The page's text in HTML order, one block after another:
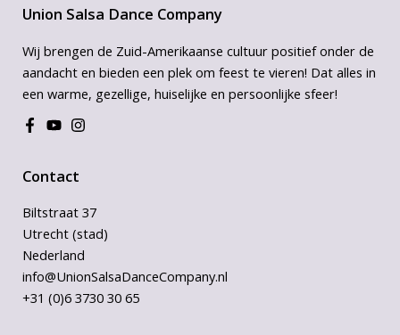
Union Salsa Dance Company
Wij brengen de Zuid-Amerikaanse cultuur positief onder de
aandacht en bieden een plek om feest te vieren! Dat alles in
een warme, gezellige, huiselijke en persoonlijke sfeer!
Contact
Biltstraat 37
Utrecht (stad)
Nederland
info@UnionSalsaDanceCompany.nl
+31 (0)6 3730 30 65